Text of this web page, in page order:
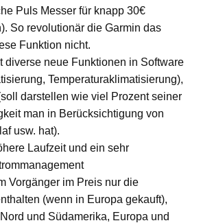
Puls Messer für knapp 30€
So revolutionär die Garmin das
Funktion nicht.
diverse neue Funktionen in Software
Temperaturaklimatisierung),
darstellen wie viel Prozent seiner
man in Berücksichtigung von
usw. hat).
Laufzeit und ein sehr
Vorgänger im Preis nur die
(wenn in Europa gekauft),
und Südamerika, Europa und